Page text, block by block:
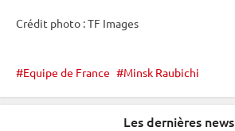
Crédit photo : TF Images
Equipe de France Minsk Raubichi
Les dernières news